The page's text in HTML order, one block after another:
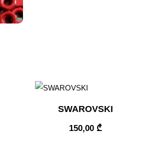
SWAROVSKI
150,00 ₾